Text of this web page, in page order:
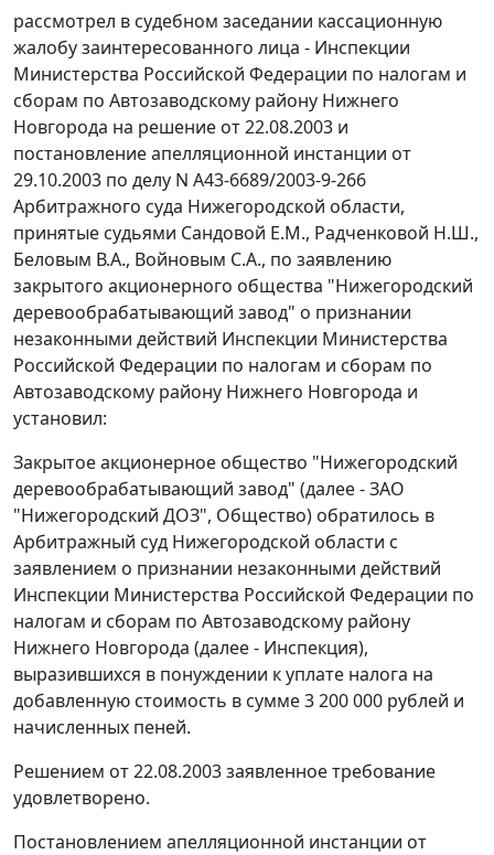
рассмотрел в судебном заседании кассационную
жалобу заинтересованного лица - Инспекции
Министерства Российской Федерации по налогам и
сборам по Автозаводскому району Нижнего
Новгорода на решение от 22.08.2003 и
постановление апелляционной инстанции от
29.10.2003 по делу N А43-6689/2003-9-266
Арбитражного суда Нижегородской области,
принятые судьями Сандовой Е.М., Радченковой Н.Ш.,
Беловым В.А., Войновым С.А., по заявлению
закрытого акционерного общества "Нижегородский
деревообрабатывающий завод" о признании
незаконными действий Инспекции Министерства
Российской Федерации по налогам и сборам по
Автозаводскому району Нижнего Новгорода и
установил:
Закрытое акционерное общество "Нижегородский
деревообрабатывающий завод" (далее - ЗАО
"Нижегородский ДОЗ", Общество) обратилось в
Арбитражный суд Нижегородской области с
заявлением о признании незаконными действий
Инспекции Министерства Российской Федерации по
налогам и сборам по Автозаводскому району
Нижнего Новгорода (далее - Инспекция),
выразившихся в понуждении к уплате налога на
добавленную стоимость в сумме 3 200 000 рублей и
начисленных пеней.
Решением от 22.08.2003 заявленное требование
удовлетворено.
Постановлением апелляционной инстанции от